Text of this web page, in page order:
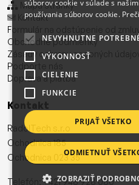
Mapa stránky
Kontakt
Formulár na odstúpenie od
Obchodné podmienky
Zásady ochrany osobných údajov
Podporte nás
Doprava a platba
Kontakt
RadolTech s.r.o
Ochodnica 185
Ochodnica 023 35
Telefón:+421 948 928 080
súborov cookie v súlade s
používania súborov cookie.
NEVYHNUTNE
VÝKONNOSŤ
CIELENIE
FUNKCIE
PRIJAŤ VŠETKO
ODMIETNUŤ
ZOBRAZIŤ